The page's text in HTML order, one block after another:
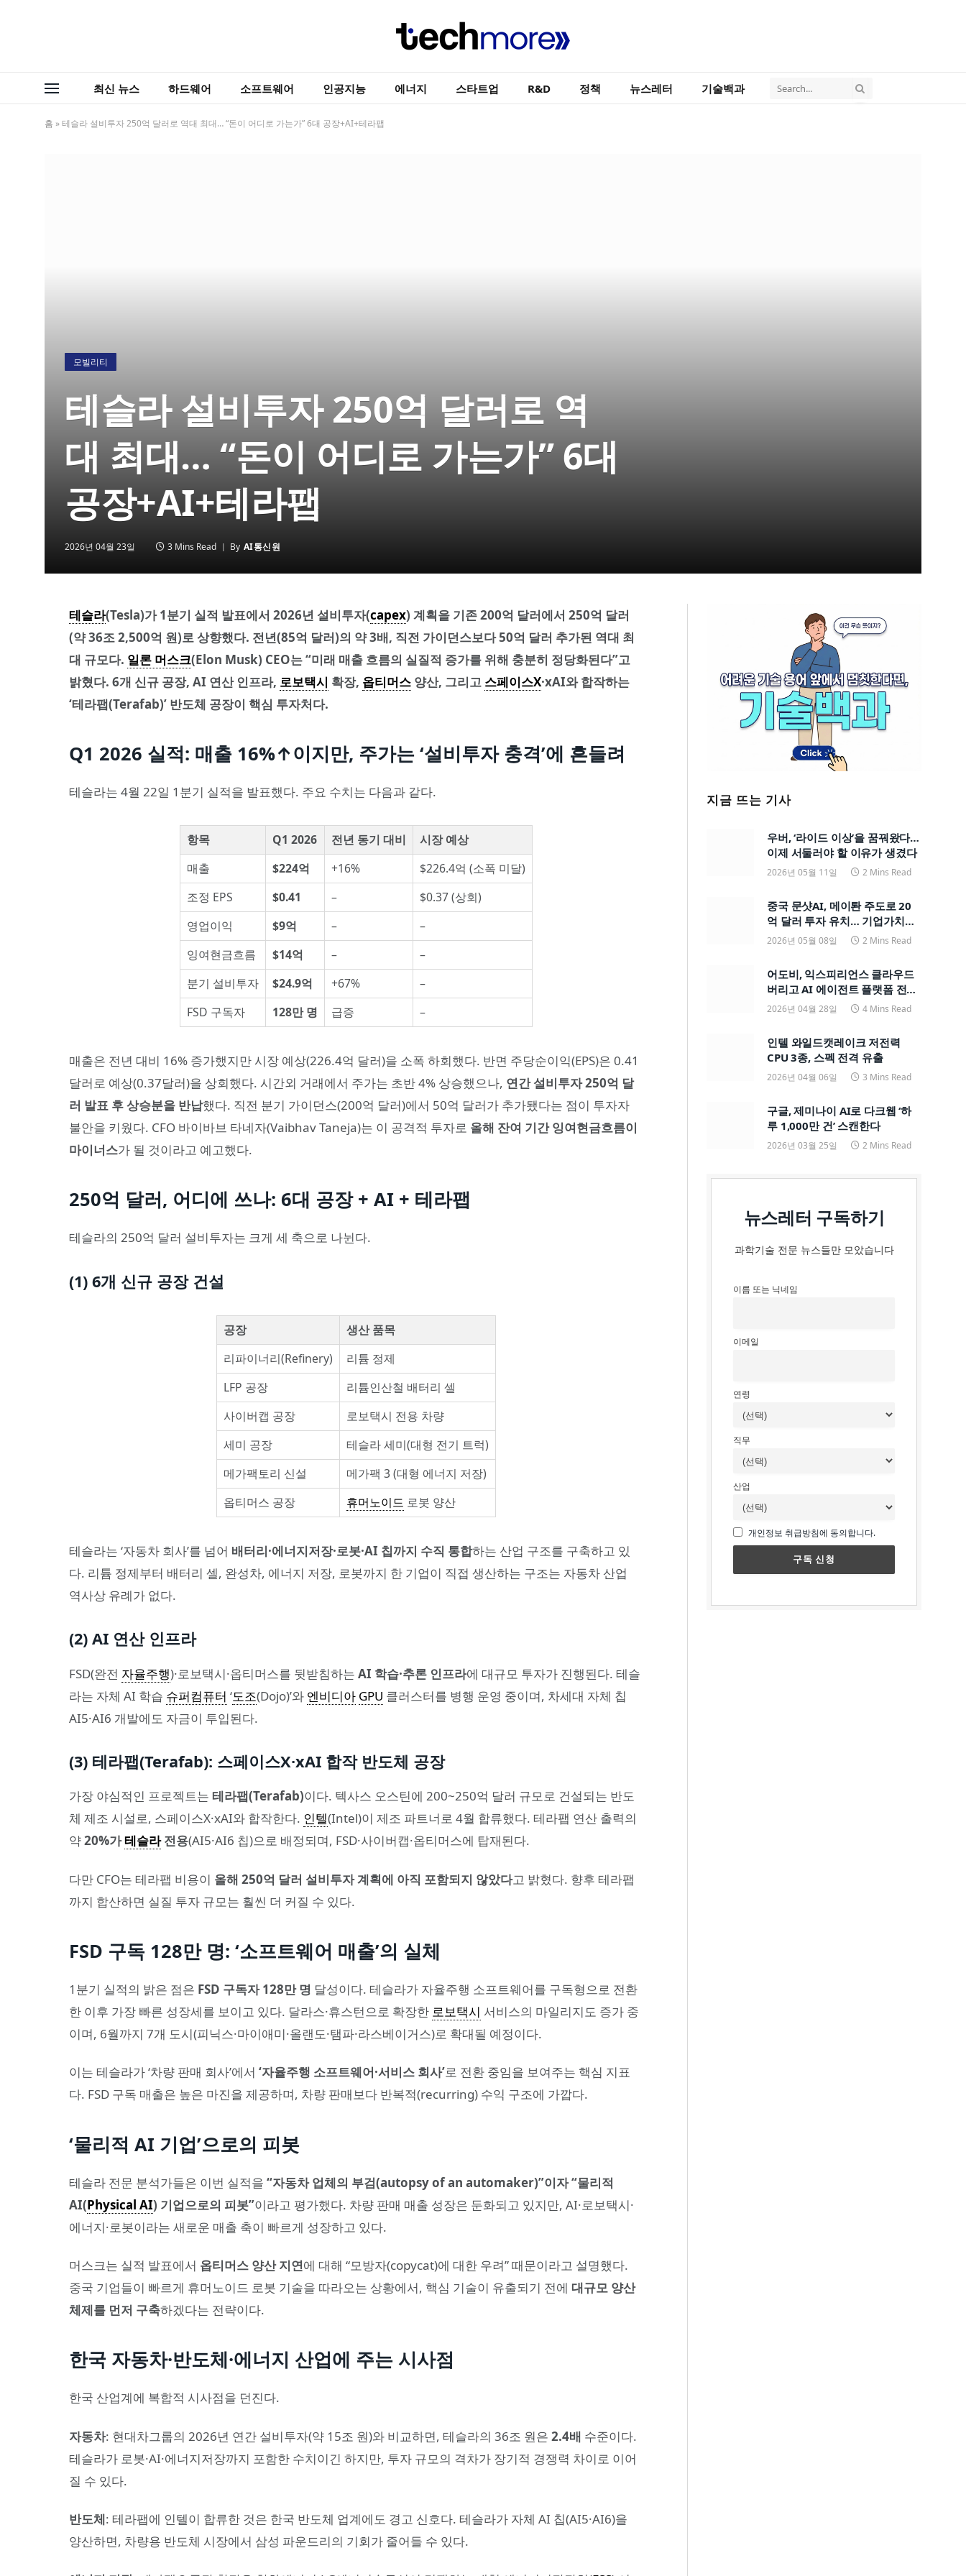
최신 뉴스 하드웨어 소프트웨어 인공지능 에너지 스타트업 R&D 정책 뉴스레터 기술백과
홈 »테슬라 설비투자 250억 달러로 역대 최대… “돈이 어디로 가는가” 6대 공장+AI+테라팹
모빌리티
테슬라 설비투자 250억 달러로 역
대 최대… “돈이 어디로 가는가” 6대
공장+AI+테라팹
2026년 04월 23일 3 Mins Read By AI통신원
테슬라(Tesla)가 1분기 실적 발표에서 2026년 설비투자(capex) 계획을 기존 200억 달러에서 250억 달러
(약 36조 2,500억 원)로 상향했다. 전년(85억 달러)의 약 3배, 직전 가이던스보다 50억 달러 추가된 역대 최
대 규모다. 일론 머스크(Elon Musk) CEO는 “미래 매출 흐름의 실질적 증가를 위해 충분히 정당화된다”고
밝혔다. 6개 신규 공장, AI 연산 인프라, 로보택시 확장, 옵티머스 양산, 그리고 스페이스X·xAI와 합작하는
‘테라팹(Terafab)’ 반도체 공장이 핵심 투자처다.
Q1 2026 실적: 매출 16%↑이지만, 주가는 ‘설비투자 충격’에 흔들려
테슬라는 4월 22일 1분기 실적을 발표했다. 주요 수치는 다음과 같다.
항목 Q1 2026 전년 동기 대비
시장 예상
매출
$224억 +16%
$226.4억 (소폭 미달)
조정 EPS
$0.41 –
$0.37 (상회)
영업이익
$9억 –
–
잉여현금흐름
$14억 –
–
분기 설비투자
$24.9억 +67%
–
FSD 구독자
128만 명 급증 –
매출은 전년 대비 16% 증가했지만 시장 예상(226.4억 달러)을 소폭 하회했다. 반면 주당순이익(EPS)은 0.41
달러로 예상(0.37달러)을 상회했다. 시간외 거래에서 주가는 초반 4% 상승했으나, 연간 설비투자 250억 달
러 발표 후 상승분을 반납했다. 직전 분기 가이던스(200억 달러)에서 50억 달러가 추가됐다는 점이 투자자
불안을 키웠다. CFO 바이바브 타네자(Vaibhav Taneja)는 이 공격적 투자로 올해 잔여 기간 잉여현금흐름이
마이너스가 될 것이라고 예고했다.
250억 달러, 어디에 쓰나: 6대 공장 + AI + 테라팹
테슬라의 250억 달러 설비투자는 크게 세 축으로 나뉜다.
(1) 6개 신규 공장 건설
공장
생산 품목
리파이너리(Refinery)
리튬 정제
LFP 공장
리튬인산철 배터리 셀
사이버캡 공장
로보택시 전용 차량
세미 공장
테슬라 세미(대형 전기 트럭)
메가팩토리 신설
메가팩 3 (대형 에너지 저장)
옵티머스 공장
휴머노이드 로봇 양산
테슬라는 ‘자동차 회사’를 넘어 배터리·에너지저장·로봇·AI 칩까지 수직 통합하는 산업 구조를 구축하고 있
다. 리튬 정제부터 배터리 셀, 완성차, 에너지 저장, 로봇까지 한 기업이 직접 생산하는 구조는 자동차 산업
역사상 유례가 없다.
(2) AI 연산 인프라
FSD(완전 자율주행)·로보택시·옵티머스를 뒷받침하는AI 학습·추론 인프라에 대규모 투자가 진행된다. 테슬
라는 자체 AI 학습 슈퍼컴퓨터 ‘도조(Dojo)’와 엔비디아 GPU 클러스터를 병행 운영 중이며, 차세대 자체 칩
AI5·AI6 개발에도 자금이 투입된다.
(3) 테라팹(Terafab): 스페이스X·xAI 합작 반도체 공장
가장 야심적인 프로젝트는테라팹(Terafab)이다. 텍사스 오스틴에 200~250억 달러 규모로 건설되는 반도
체 제조 시설로, 스페이스X·xAI와 합작한다. 인텔(Intel)이 제조 파트너로 4월 합류했다. 테라팹 연산 출력의
약20%가테슬라전용(AI5·AI6 칩)으로 배정되며, FSD·사이버캡·옵티머스에 탑재된다.
다만 CFO는 테라팹 비용이 올해 250억 달러 설비투자 계획에 아직 포함되지 않았다고 밝혔다. 향후 테라팹
까지 합산하면 실질 투자 규모는 훨씬 더 커질 수 있다.
FSD 구독 128만 명: ‘소프트웨어 매출’의 실체
1분기 실적의 밝은 점은 FSD 구독자 128만 명 달성이다. 테슬라가 자율주행 소프트웨어를 구독형으로 전환
한 이후 가장 빠른 성장세를 보이고 있다. 달라스·휴스턴으로 확장한 로보택시 서비스의 마일리지도 증가 중
이며, 6월까지 7개 도시(피닉스·마이애미·올랜도·탬파·라스베이거스)로 확대될 예정이다.
이는 테슬라가 ‘차량 판매 회사’에서‘자율주행 소프트웨어·서비스 회사’로 전환 중임을 보여주는 핵심 지표
다. FSD 구독 매출은 높은 마진을 제공하며, 차량 판매보다 반복적(recurring) 수익 구조에 가깝다.
‘물리적 AI 기업’으로의 피봇
테슬라 전문 분석가들은 이번 실적을“자동차 업체의 부검(autopsy of an automaker)”이자 “물리적
AI(Physical AI) 기업으로의 피봇”이라고 평가했다. 차량 판매 매출 성장은 둔화되고 있지만, AI·로보택시·
에너지·로봇이라는 새로운 매출 축이 빠르게 성장하고 있다.
머스크는 실적 발표에서 옵티머스 양산 지연에 대해 “모방자(copycat)에 대한 우려” 때문이라고 설명했다.
중국 기업들이 빠르게 휴머노이드 로봇 기술을 따라오는 상황에서, 핵심 기술이 유출되기 전에 대규모 양산
체제를 먼저 구축하겠다는 전략이다.
한국 자동차·반도체·에너지 산업에 주는 시사점
한국 산업계에 복합적 시사점을 던진다.
자동차: 현대차그룹의 2026년 연간 설비투자(약 15조 원)와 비교하면, 테슬라의 36조 원은2.4배 수준이다.
테슬라가 로봇·AI·에너지저장까지 포함한 수치이긴 하지만, 투자 규모의 격차가 장기적 경쟁력 차이로 이어
질 수 있다.
반도체: 테라팹에 인텔이 합류한 것은 한국 반도체 업계에도 경고 신호다. 테슬라가 자체 AI 칩(AI5·AI6)을
양산하면, 차량용 반도체 시장에서 삼성 파운드리의 기회가 줄어들 수 있다.
지금 뜨는 기사
우버, ‘라이드 이상’을 꿈꿔왔다…
이제 서둘러야 할 이유가 생겼다
2026년 05월 11일 2 Mins Read
중국 문샷AI, 메이퇀 주도로 20
억 달러 투자 유치… 기업가치
200억 달러
2026년 05월 08일 2 Mins Read
어도비, 익스피리언스 클라우드
버리고 AI 에이전트 플랫폼 전면
전환
2026년 04월 28일 4 Mins Read
인텔 와일드캣레이크 저전력
CPU 3종, 스펙 전격 유출
2026년 04월 06일 3 Mins Read
구글, 제미나이 AI로 다크웹 ‘하
루 1,000만 건’ 스캔한다
2026년 03월 25일 2 Mins Read
뉴스레터 구독하기
과학기술 전문 뉴스들만 모았습니다
이름 또는 닉네임
이메일
연령
직무
산업
개인정보 취급방침에 동의합니다.